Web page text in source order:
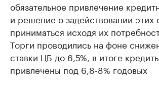
обязательное привлечение
и решение о задействовании этих
приниматься исходя их
Торги проводились на фоне
ставки ЦБ до 6,5%, в итоге
привлечены под 6,8-8% годовых